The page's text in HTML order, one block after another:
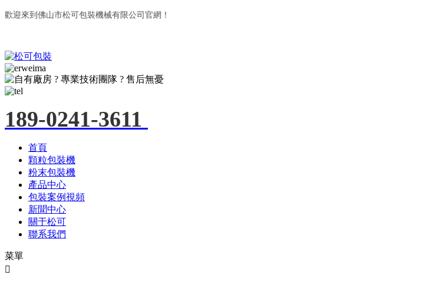
歡迎來到佛山市松可包裝機械有限公司官網！
189-0241-3611
首頁
顆粒包裝機
粉末包裝機
產品中心
包裝案例視頻
新聞中心
關于松可
聯系我們
菜單
